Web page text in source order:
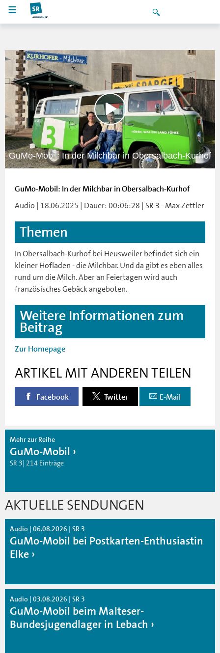
GuMo-Mobil: In der Milchbar in Obersalbach-Kurhof
GuMo-Mobil: In der Milchbar in Obersalbach-Kurhof
Audio | 18.06.2025 | Dauer: 00:06:28 | SR 3 - Max Zettler
Themen
In Obersalbach-Kurhof bei Heusweiler befindet sich ein
kleiner Hofladen - die Milchbar. Und da gibt es eben alles
rund um die Milch. Aber an Feiertagen wird auch
französisches Gebäck angeboten.
Weitere Informationen zum
Beitrag
Zur Homepage
ARTIKEL MIT ANDEREN TEILEN
Facebook Twitter E-Mail
Mehr zur Reihe
GuMo-Mobil
SR 3| 214 Einträge
AKTUELLE SENDUNGEN
Audio | 06.08.2026 | SR 3
GuMo-Mobil bei Postkarten-Enthusiastin
Elke
Audio | 03.08.2026 | SR 3
GuMo-Mobil beim Malteser-
Bundesjugendlager in Lebach